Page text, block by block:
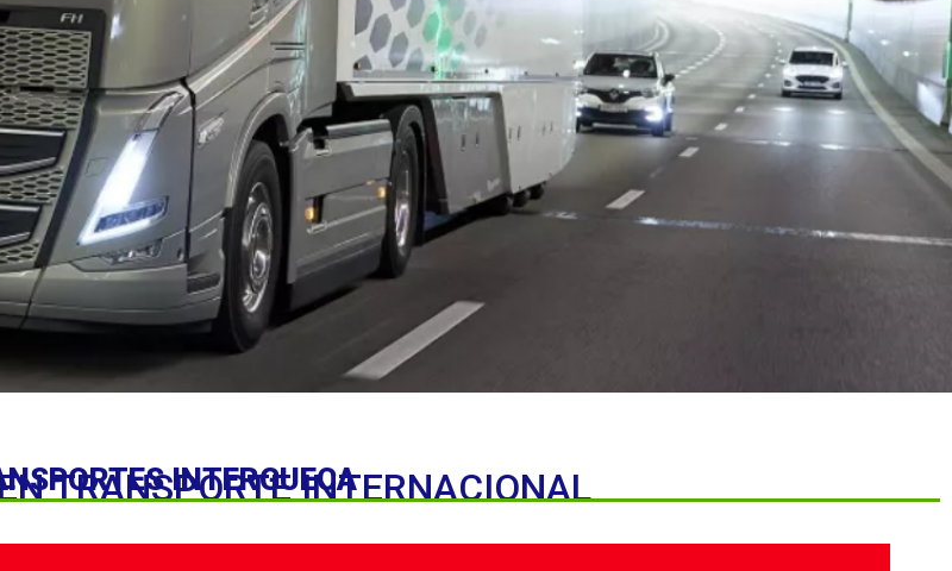
INTERGUECA
TRANSPORTE INTERNACIONAL